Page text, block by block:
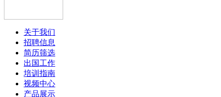
关于我们
招聘信息
简历筛选
出国工作
培训指南
视频中心
产品展示